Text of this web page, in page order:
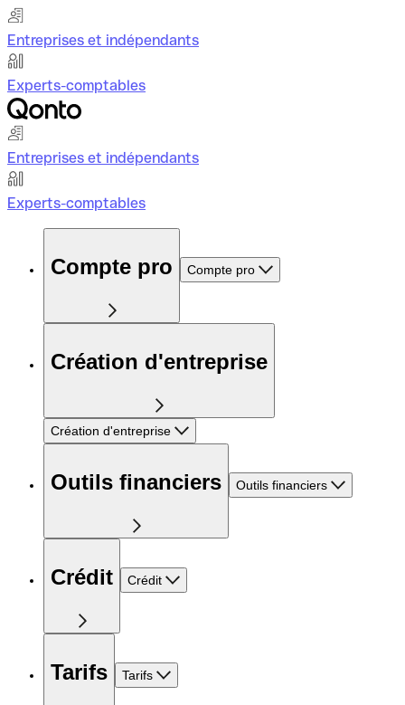
Entreprises et indépendants
Experts-comptables
Entreprises et indépendants
Experts-comptables
Compte pro Compte pro
Création d'entreprise
Création d'entreprise
Outils financiers Outils financiers
Crédit Crédit
Tarifs Tarifs